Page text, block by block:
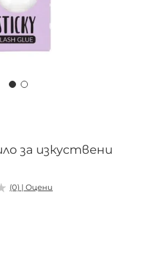
за изкуствени
(0) | Оцени